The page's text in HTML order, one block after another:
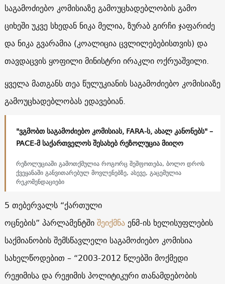
საგამოძიებო კომისიაზე გამოუცხადებლობის გამო
ციხეში უკვე სხედან ნიკა მელია, ზურაბ გირჩი ჯაფარიძე
და ნიკა გვარამია (კოალიცია ცვლილებებისთვის) და
თავდაცვის ყოფილი მინისტრი ირაკლი ოქრუაშვილი.
ყველა მათგანს თეა წულუკიანის საგამოძიებო კომისიაზე
გამოუცხადებლობას ედავებიან.
"ვგმობთ საგამოძიებო კომისიას, FARA-ს, ახალ კანონებს" –
PACE-მ საქართველოს შესახებ რეზოლუცია მიიღო
რეზოლუციაში გამოთქმულია როგორც შეშფოთება, ბოლო დროს
ქვეყანაში განვითარებულ მოვლენებზე, ასევე, გაცემულია
რეკომენდაციები
5 თებერვალს “ქართული
ოცნების” პარლამენტშიშეიქმნაენმ-ის ხელისუფლების
საქმიანობის შემსწავლელი საგამოძიებო კომისია
სახელწოდებით – “2003-2012 წლებში მოქმედი
რეჟიმისა და რეჟიმის პოლიტიკური თანამდებობის